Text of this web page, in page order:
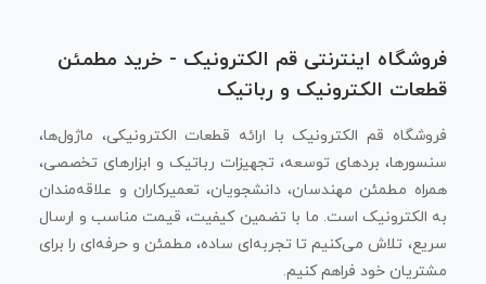
فروشگاه اینترنتی قم الکترونیک - خرید مطمئن
قطعات الکترونیک و رباتیک
فروشگاه قم الکترونیک با ارائه قطعات الکترونیکی، ماژول‌ها،
سنسورها، بردهای توسعه، تجهیزات رباتیک و ابزارهای تخصصی،
همراه مطمئن مهندسان، دانشجویان، تعمیرکاران و علاقه‌مندان
به الکترونیک است. ما با تضمین کیفیت، قیمت مناسب و ارسال
سریع، تلاش می‌کنیم تا تجربه‌ای ساده، مطمئن و حرفه‌ای را برای
مشتریان خود فراهم کنیم.